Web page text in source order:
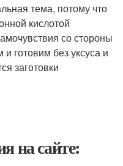
тема, потому что
кислотой
со стороны
готовим без уксуса и
заготовки
на сайте: